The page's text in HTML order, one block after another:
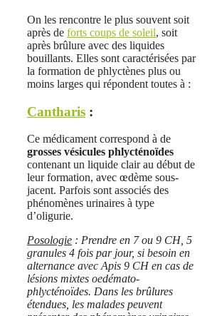
On les rencontre le plus souvent soit
après de forts coups de soleil, soit
après brûlure avec des liquides
bouillants. Elles sont caractérisées par
la formation de phlyctènes plus ou
moins larges qui répondent toutes à :
Cantharis :
Ce médicament correspond à de
grosses vésicules phlycténoïdes
contenant un liquide clair au début de
leur formation, avec œdème sous-
jacent. Parfois sont associés des
phénomènes urinaires à type
d’oligurie.
Posologie : Prendre en 7 ou 9 CH, 5
granules 4 fois par jour, si besoin en
alternance avec Apis 9 CH en cas de
lésions mixtes oedémato-
phlycténoïdes. Dans les brûlures
étendues, les malades peuvent